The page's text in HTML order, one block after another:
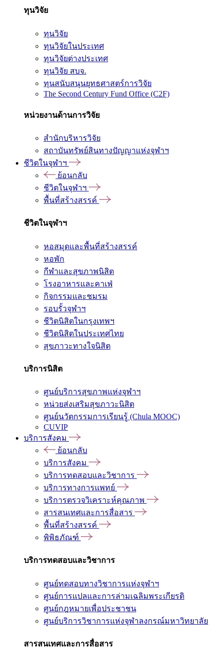
ทุนวิจัย
ทุนวิจัย
ทุนวิจัยในประเทศ
ทุนวิจัยต่างประเทศ
ทุนวิจัย สบจ.
ทุนสนับสนุนยุทธศาสตร์การวิจัย
The Second Century Fund Office (C2F)
หน่วยงานด้านการวิจัย
สำนักบริหารวิจัย
สถาบันทรัพย์สินทางปัญญาแห่งจุฬาฯ
ชีวิตในจุฬาฯ
ย้อนกลับ
ชีวิตในจุฬาฯ
พื้นที่สร้างสรรค์
ชีวิตในจุฬาฯ
หอสมุดและพื้นที่สร้างสรรค์
หอพัก
กีฬาและสุขภาพนิสิต
โรงอาหารและคาเฟ่
กิจกรรมและชมรม
รอบรั้วจุฬาฯ
ชีวิตนิสิตในกรุงเทพฯ
ชีวิตนิสิตในประเทศไทย
สุขภาวะทางใจนิสิต
บริการนิสิต
ศูนย์บริการสุขภาพแห่งจุฬาฯ
หน่วยส่งเสริมสุขภาวะนิสิต
ศูนย์นวัตกรรมการเรียนรู้ (Chula MOOC)
CUVIP
บริการสังคม
ย้อนกลับ
บริการสังคม
บริการทดสอบและวิชาการ
บริการทางการแพทย์
บริการตรวจวิเคราะห์คุณภาพ
สารสนเทศและการสื่อสาร
พื้นที่สร้างสรรค์
พิพิธภัณฑ์
บริการทดสอบและวิชาการ
ศูนย์ทดสอบทางวิชาการแห่งจุฬาฯ
ศูนย์การแปลและการล่ามเฉลิมพระเกียรติ
ศูนย์กฎหมายเพื่อประชาชน
ศูนย์บริการวิชาการแห่งจุฬาลงกรณ์มหาวิทยาลัย
สารสนเทศและการสื่อสาร